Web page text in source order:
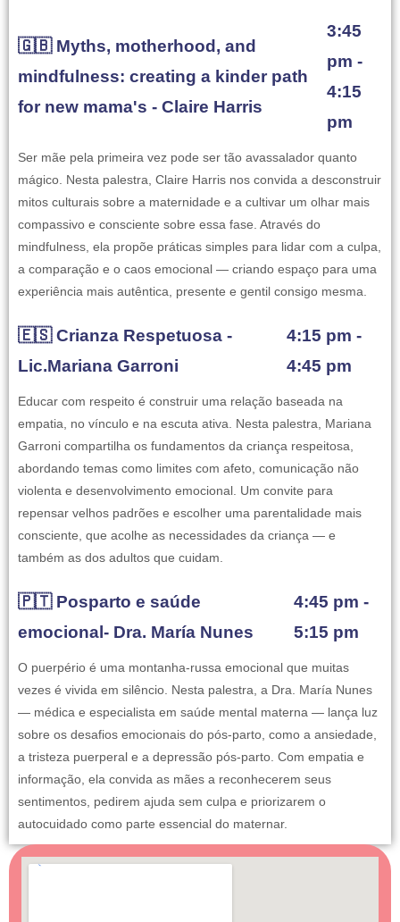
🇬🇧 Myths, motherhood, and
mindfulness: creating a kinder path
for new mama's - Claire Harris
3:45
pm -
4:15
pm
Ser mãe pela primeira vez pode ser tão avassalador quanto
mágico. Nesta palestra, Claire Harris nos convida a desconstruir
mitos culturais sobre a maternidade e a cultivar um olhar mais
compassivo e consciente sobre essa fase. Através do
mindfulness, ela propõe práticas simples para lidar com a culpa,
a comparação e o caos emocional — criando espaço para uma
experiência mais autêntica, presente e gentil consigo mesma.
🇪🇸 Crianza Respetuosa -
Lic.Mariana Garroni
4:15 pm -
4:45 pm
Educar com respeito é construir uma relação baseada na
empatia, no vínculo e na escuta ativa. Nesta palestra, Mariana
Garroni compartilha os fundamentos da criança respeitosa,
abordando temas como limites com afeto, comunicação não
violenta e desenvolvimento emocional. Um convite para
repensar velhos padrões e escolher uma parentalidade mais
consciente, que acolhe as necessidades da criança — e
também as dos adultos que cuidam.
🇵🇹 Posparto e saúde
emocional- Dra. María Nunes
4:45 pm -
5:15 pm
O puerpério é uma montanha-russa emocional que muitas
vezes é vivida em silêncio. Nesta palestra, a Dra. María Nunes
— médica e especialista em saúde mental materna — lança luz
sobre os desafios emocionais do pós-parto, como a ansiedade,
a tristeza puerperal e a depressão pós-parto. Com empatia e
informação, ela convida as mães a reconhecerem seus
sentimentos, pedirem ajuda sem culpa e priorizarem o
autocuidado como parte essencial do maternar.